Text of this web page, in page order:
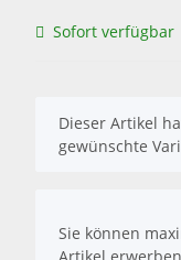
Sofort verfügbar
x
Dieser Artikel
gewünschte
Sie können